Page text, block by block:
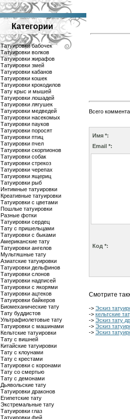
Категории
Татуировки бабочек
Татуировки волков
Татуировки жирафов
Татуировки змей
Татуировки кабанов
Татуировки кошек
Татуировки крокодилов
Тату крыс и мышей
Татуировки лошадей
Татуировки лягушек
Татуировки медведей
Татуировки насекомых
Татуировки пауков
Татуировки поросят
Татуировки птиц
Татуировки пчел
Татуировки скорпионов
Татуировки собак
Татуировки стрекоз
Татуировки черепах
Татуировки ящериц
Татуировки рыб
Интимные татуировки
Креативные татуировки
Татуировки с цветами
Пошлые татуировки
Разные фотки
Татуировки сердец
Тату с пришельцами
Татуировки с быками
Американские тату
Татуировки ангелов
Мультяшные тату
Азиатские татуировки
Татуировки дельфинов
Татуировки слонов
Татуировки надписей
Татуировки с якорями
Татуировки ацтеков
Татуировки байкеров
Биомеханические тату
Тату буддистов
Ультрафиолетовые тату
Татуировки с машинами
Кельтские татуировки
Тату с вишней
Китайские татуировки
Тату с клоунами
Тату с крестами
Татуировки с коронами
Тату со смертью
Тату с демонами
Дьявольские тату
Татуировки драконов
Египетские тату
Экстремальные тату
Татуировки глаз
Татуировки фей
Всего
Имя *:
Email *:
Код *:
Смотрите
-> Эскиз
-> кельтские
-> Эскиз тату
-> Эскиз
-> Эскиз